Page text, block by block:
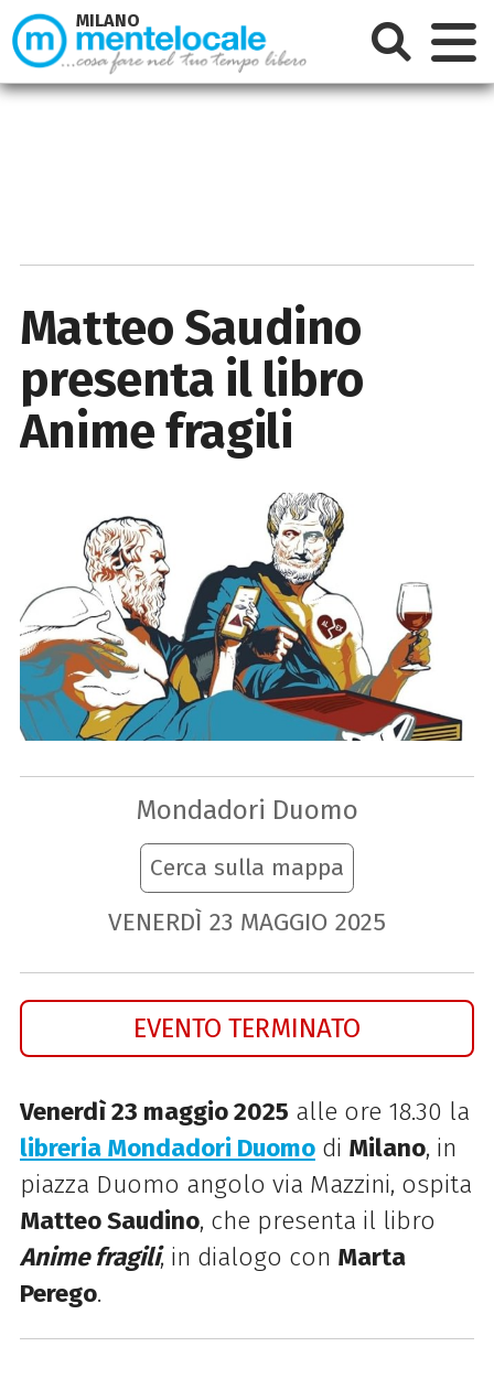
Matteo Saudino
presenta il libro
Anime fragili
Mondadori Duomo
Cerca sulla mappa
VENERDÌ 23 MAGGIO 2025
EVENTO TERMINATO
Venerdì 23 maggio 2025 alle ore 18.30 la
libreria Mondadori Duomodi Milano, in
piazza Duomo angolo via Mazzini, ospita
Matteo Saudino, che presenta il libro
Anime fragili, in dialogo con Marta
Perego.
MILANO